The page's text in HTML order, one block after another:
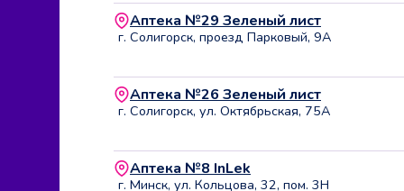
Аптека №29 Зеленый лист
г. Солигорск, проезд Парковый, 9А
Аптека №26 Зеленый лист
г. Солигорск, ул. Октябрьская, 75А
Аптека №8 InLek
г. Минск, ул. Кольцова, 32, пом. 3Н